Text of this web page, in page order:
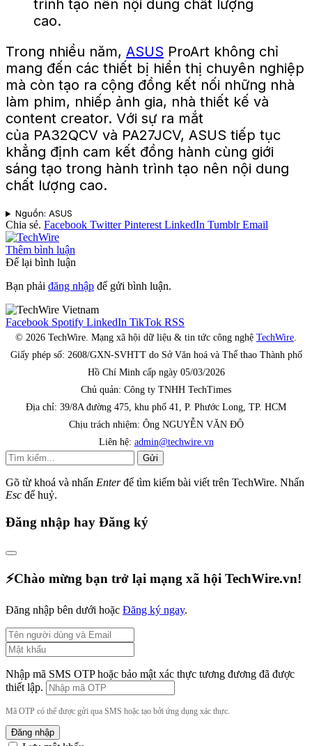
Trong nhiều năm, ASUS ProArt không chỉ
mang đến các thiết bị hiển thị chuyên nghiệp
mà còn tạo ra cộng đồng kết nối những nhà
làm phim, nhiếp ảnh gia, nhà thiết kế và
content creator. Với sự ra mắt
của PA32QCV và PA27JCV, ASUS tiếp tục
khẳng định cam kết đồng hành cùng giới
sáng tạo trong hành trình tạo nên nội dung
chất lượng cao.
Nguồn: ASUS
Chia sẻ. Facebook Twitter Pinterest LinkedIn Tumblr Email
Thêm bình luận
Để lại bình luận
Bạn phải đăng nhập để gửi bình luận.
Facebook Spotify LinkedIn TikTok RSS
© 2026 TechWire. Mạng xã hội dữ liệu & tin tức công nghệ TechWire.
Giấy phép số: 2608/GXN-SVHTT do Sở Văn hoá và Thể thao Thành phố
Hồ Chí Minh cấp ngày 05/03/2026
Chủ quản: Công ty TNHH TechTimes
Địa chỉ: 39/8A đường 475, khu phố 41, P. Phước Long, TP. HCM
Chịu trách nhiệm: Ông NGUYỄN VĂN ĐÔ
Liên hệ: admin@techwire.vn
Gửi
Gõ từ khoá và nhấn Enterđể tìm kiếm bài viết trên TechWire. Nhấn
Esc để huỷ.
Đăng nhập hay Đăng ký
⚡️Chào mừng bạn trở lại mạng xã hội TechWire.vn!
Đăng nhập bên dưới hoặc Đăng ký ngay.
Nhập mã SMS OTP hoặc bảo mật xác thực tương đương đã được
thiết lập.
Mã OTP có thể được gửi qua SMS hoặc tạo bởi ứng dụng xác thực.
Đăng nhập